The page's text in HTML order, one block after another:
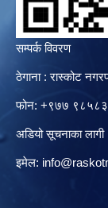
सम्पर्क विवरण
ठेगाना : रास्कोट
फोन: +९७७
अडियो सूचनाका
इमेल: